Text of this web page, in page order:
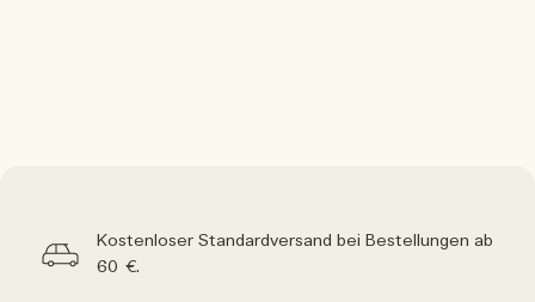
Kostenloser Standardversand bei Bestellungen ab
60 €.